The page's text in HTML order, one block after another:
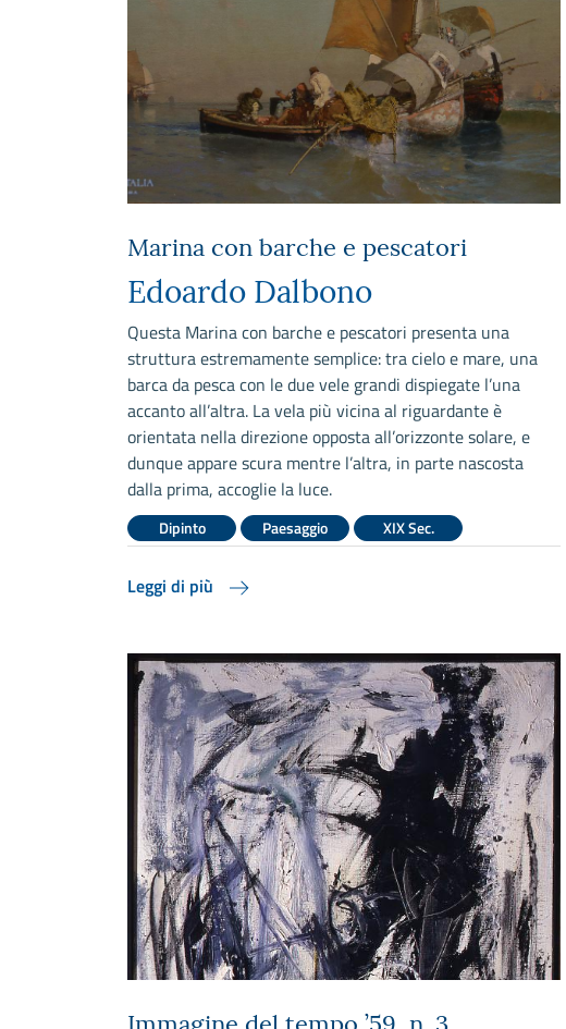
Marina con barche e pescatori
Edoardo Dalbono
Questa Marina con barche e pescatori presenta una
struttura estremamente semplice: tra cielo e mare, una
barca da pesca con le due vele grandi dispiegate l’una
accanto all’altra. La vela più vicina al riguardante è
orientata nella direzione opposta all’orizzonte solare, e
dunque appare scura mentre l’altra, in parte nascosta
dalla prima, accoglie la luce.
Dipinto Paesaggio XIX Sec.
Leggi di più